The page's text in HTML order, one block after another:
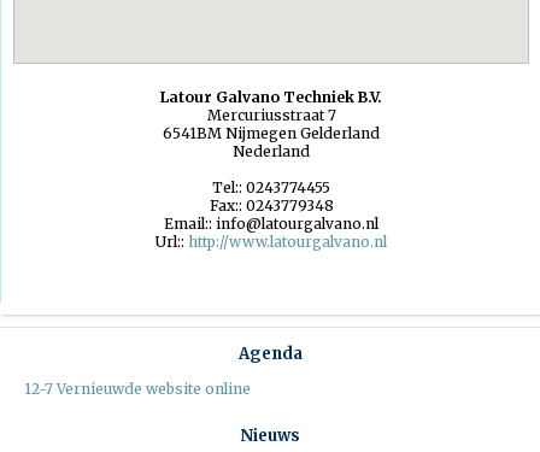
Latour Galvano Techniek B.V.
Mercuriusstraat 7
6541BM Nijmegen Gelderland
Nederland
Tel:: 0243774455
Fax:: 0243779348
Email:: info@latourgalvano.nl
Url:: http://www.latourgalvano.nl
Agenda
12-7 Vernieuwde website online
Nieuws